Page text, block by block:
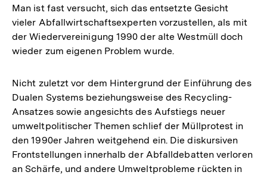
Auflösung
der
Fußnote
Man ist fast versucht, sich das entsetzte Gesicht
vieler Abfallwirtschaftsexperten vorzustellen, als mit
der Wiedervereinigung 1990 der alte Westmüll doch
wieder zum eigenen Problem wurde.
Nicht zuletzt vor dem Hintergrund der Einführung des
Dualen Systems beziehungsweise des Recycling-
Ansatzes sowie angesichts des Aufstiegs neuer
umweltpolitischer Themen schlief der Müllprotest in
den 1990er Jahren weitgehend ein. Die diskursiven
Frontstellungen innerhalb der Abfalldebatten verloren
an Schärfe, und andere Umweltprobleme rückten in